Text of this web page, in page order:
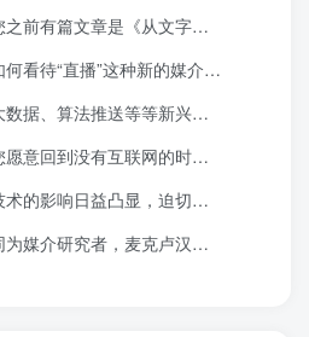
您之前有篇文章是《从文字时代到读图时代：我们为什么仍需要阅读和深度思考？》，现实俨然已经跨越了读图时代，并过渡到视频时代或者说短视频时代。你怎么怎样看待这个媒介演进更替的过程？
如何看待“直播”这种新的媒介形态的兴起？
大数据、算法推送等等新兴技术机制，为我们的生活带来了巨大的便利，但也有人会忧虑，人类会成为机器和算法的奴隶。此外也有其他的问题，比如技术对隐私的侵害等等。您认为我们该如何看待以及如何解决技术带来的问题？
您愿意回到没有互联网的时代吗？
技术的影响日益凸显，迫切需要思想上的解释，在这种情况下，传播学似乎也慢慢成为了“显学”了。您认为，传播学在当今社会背景与媒介环境中的学科使命应该是什么？传播学者应该扮演怎样的角色？
同为媒介研究者，麦克卢汉、莱文森对技术发展有乐观主义倾向，波兹曼则警惕技术的负面影响。您对现今技术的发展持有怎样的态度？